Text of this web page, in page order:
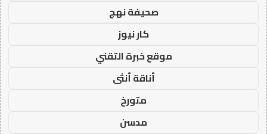
صحيفة نهج
كار نيوز
موقع خبرة التقني
أناقة أنثى
متورخ
مدسن